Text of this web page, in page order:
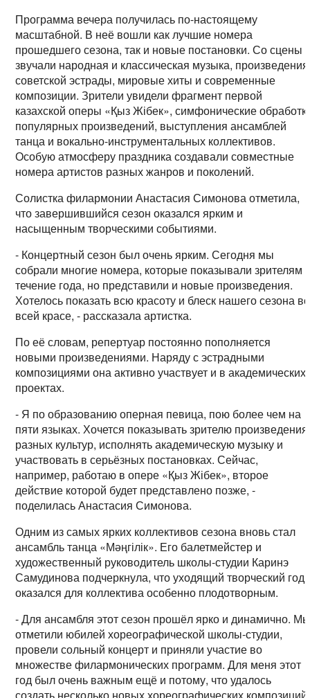
Программа вечера получилась по-настоящему
масштабной. В неё вошли как лучшие номера
прошедшего сезона, так и новые постановки. Со сцены
звучали народная и классическая музыка, произведения
советской эстрады, мировые хиты и современные
композиции. Зрители увидели фрагмент первой
казахской оперы «Қыз Жібек», симфонические
популярных произведений, выступления ансамблей
танца и вокально-инструментальных коллективов.
Особую атмосферу праздника создавали совместные
номера артистов разных жанров и поколений.
Солистка филармонии Анастасия Симонова отметила,
что завершившийся сезон оказался ярким и
насыщенным творческими событиями.
- Концертный сезон был очень ярким. Сегодня мы
собрали многие номера, которые показывали зрителям
течение года, но представили и новые произведения.
Хотелось показать всю красоту и блеск нашего сезона во
всей красе, - рассказала артистка.
По её словам, репертуар постоянно пополняется
новыми произведениями. Наряду с эстрадными
композициями она активно участвует и в академических
проектах.
- Я по образованию оперная певица, пою более чем на
пяти языках. Хочется показывать зрителю произведения
разных культур, исполнять академическую музыку и
участвовать в серьёзных постановках. Сейчас,
например, работаю в опере «Қыз Жібек», второе
действие которой будет представлено позже, -
поделилась Анастасия Симонова.
Одним из самых ярких коллективов сезона вновь стал
ансамбль танца «Мәңгілік». Его балетмейстер и
художественный руководитель школы-студии Каринэ
Самудинова подчеркнула, что уходящий творческий год
оказался для коллектива особенно плодотворным.
- Для ансамбля этот сезон прошёл ярко и динамично.
отметили юбилей хореографической школы-студии,
провели сольный концерт и приняли участие во
множестве филармонических программ. Для меня этот
год был очень важным ещё и потому, что удалось